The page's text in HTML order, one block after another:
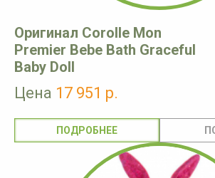
Оригинал Corolle Mon
Premier Bebe Bath Graceful
Baby Doll
Цена 17 951 р.
ПОДРОБНЕЕ